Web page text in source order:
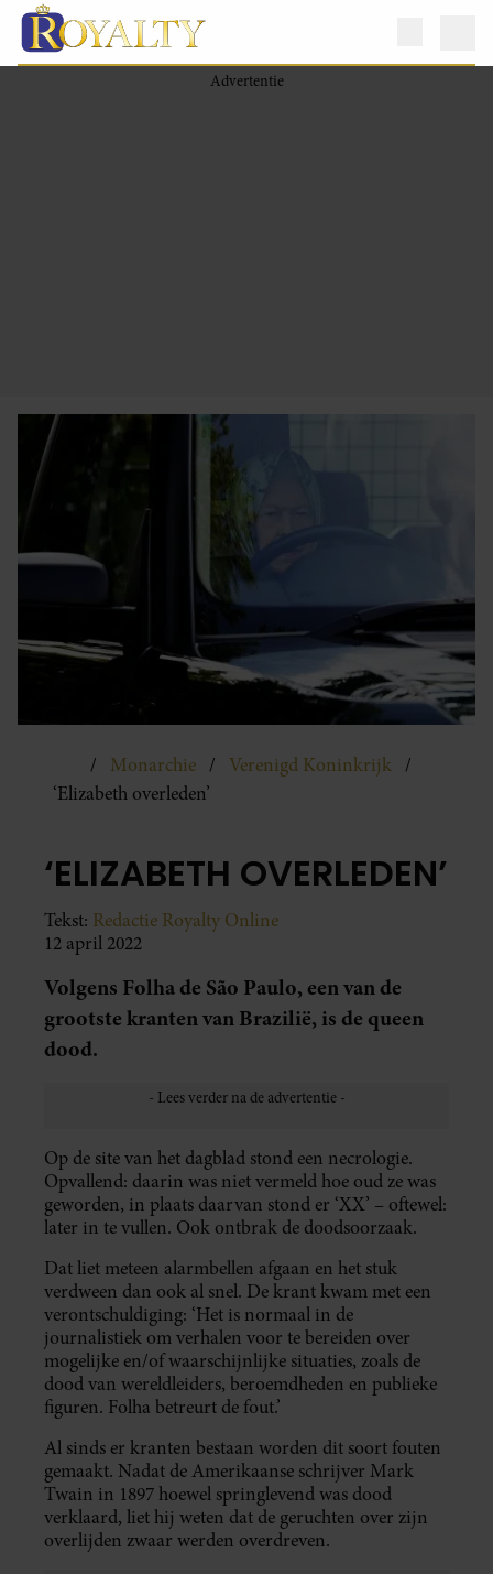
Monarchie
Verenigd Koninkrijk
‘Elizabeth overleden’
‘ELIZABETH OVERLEDEN’
Tekst: Redactie Royalty Online
12 april 2022
Volgens Folha de São Paulo, een van de
grootste kranten van Brazilië, is de queen
dood.
Op de site van het dagblad stond een necrologie.
Opvallend: daarin was niet vermeld hoe oud ze was
geworden, in plaats daarvan stond er ‘XX’ – oftewel:
later in te vullen. Ook ontbrak de doodsoorzaak.
Dat liet meteen alarmbellen afgaan en het stuk
verdween dan ook al snel. De krant kwam met een
verontschuldiging: ‘Het is normaal in de
journalistiek om verhalen voor te bereiden over
mogelijke en/of waarschijnlijke situaties, zoals de
dood van wereldleiders, beroemdheden en publieke
figuren. Folha betreurt de fout.’
Al sinds er kranten bestaan worden dit soort fouten
gemaakt. Nadat de Amerikaanse schrijver Mark
Twain in 1897 hoewel springlevend was dood
verklaard, liet hij weten dat de geruchten over zijn
overlijden zwaar werden overdreven.